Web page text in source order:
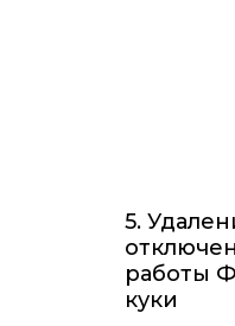
5.
работы
куки